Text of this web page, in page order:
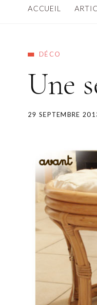
ACCUEIL
DÉCO
Une
29 SEPTEMBRE